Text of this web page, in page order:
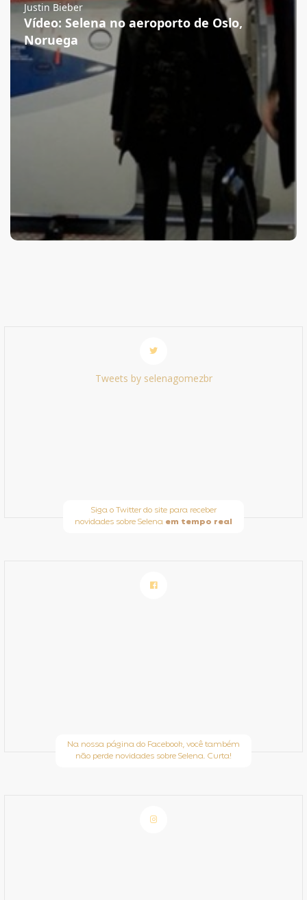
Justin Bieber
Vídeo: Selena no aeroporto de Oslo,
Noruega
Tweets by selenagomezbr
Siga o Twitter do site para receber
novidades sobre Selena em tempo real
Na nossa página do Facebook, você também
não perde novidades sobre Selena. Curta!